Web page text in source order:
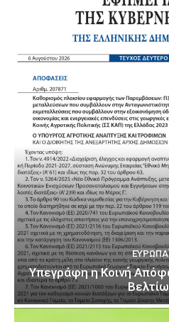
Υπεγράφη η Κοινή